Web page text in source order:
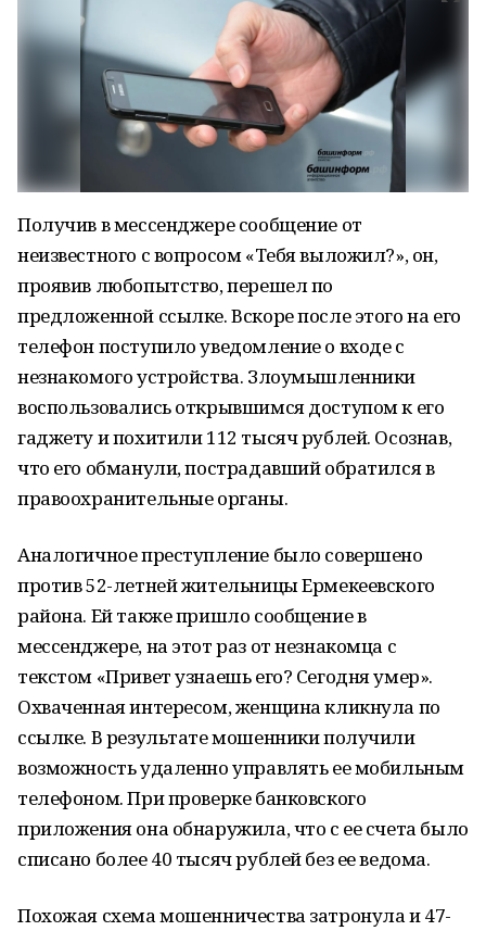
Получив в мессенджере сообщение от
неизвестного с вопросом «Тебя выложил?», он,
проявив любопытство, перешел по
предложенной ссылке. Вскоре после этого на его
телефон поступило уведомление о входе с
незнакомого устройства. Злоумышленники
воспользовались открывшимся доступом к его
гаджету и похитили 112 тысяч рублей. Осознав,
что его обманули, пострадавший обратился в
правоохранительные органы.
Аналогичное преступление было совершено
против 52-летней жительницы Ермекеевского
района. Ей также пришло сообщение в
мессенджере, на этот раз от незнакомца с
текстом «Привет узнаешь его? Сегодня умер».
Охваченная интересом, женщина кликнула по
ссылке. В результате мошенники получили
возможность удаленно управлять ее мобильным
телефоном. При проверке банковского
приложения она обнаружила, что с ее счета было
списано более 40 тысяч рублей без ее ведома.
Похожая схема мошенничества затронула и 47-